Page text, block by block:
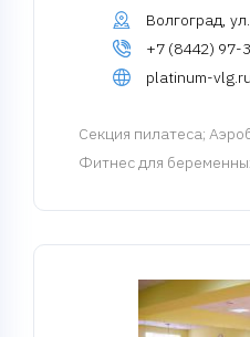
Волгоград,
+7 (8442) 97-
platinum-vlg.ru
Cекция пилатеса;
Фитнес для